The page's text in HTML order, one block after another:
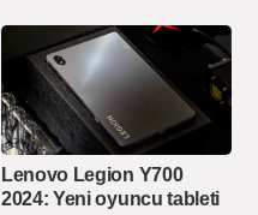
Lenovo Legion Y700
2024: Yeni oyuncu tableti